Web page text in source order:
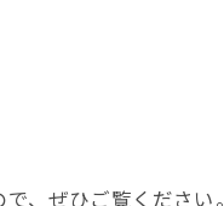
、ぜひご覧ください。